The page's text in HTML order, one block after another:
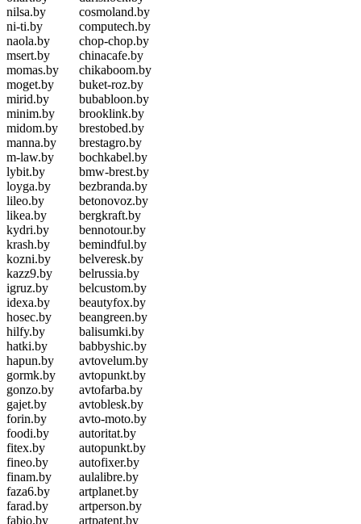
nilsa.by
ni-ti.by
naola.by
msert.by
momas.by
moget.by
mirid.by
minim.by
midom.by
manna.by
m-law.by
lybit.by
loyga.by
lileo.by
likea.by
kydri.by
krash.by
kozni.by
kazz9.by
igruz.by
idexa.by
hosec.by
hilfy.by
hatki.by
hapun.by
gormk.by
gonzo.by
gajet.by
forin.by
foodi.by
fitex.by
fineo.by
finam.by
faza6.by
farad.by
fabio.by
cosmoland.by
computech.by
chop-chop.by
chinacafe.by
chikaboom.by
buket-roz.by
bubabloon.by
brooklink.by
brestobed.by
brestagro.by
bochkabel.by
bmw-brest.by
bezbranda.by
betonovoz.by
bergkraft.by
bennotour.by
bemindful.by
belveresk.by
belrussia.by
belcustom.by
beautyfox.by
beangreen.by
balisumki.by
babbyshic.by
avtovelum.by
avtopunkt.by
avtofarba.by
avtoblesk.by
avto-moto.by
autoritat.by
autopunkt.by
autofixer.by
aulalibre.by
artplanet.by
artperson.by
artpatent.by